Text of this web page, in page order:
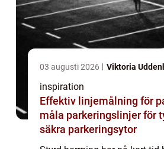
03 augusti 2026 Viktoria
inspiration
Effektiv linjemålning för
måla parkeringslinjer för
säkra parkeringsytor